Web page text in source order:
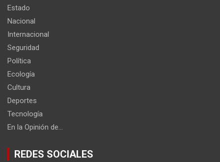
Estado
Nacional
Internacional
Seguridad
Política
Ecología
Cultura
Deportes
Tecnología
En la Opinión de…
REDES SOCIALES